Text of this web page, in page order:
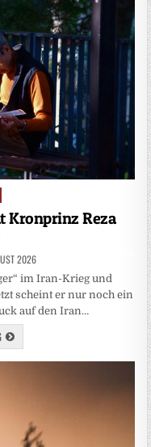
Kronprinz Reza
2026
im Iran-Krieg und
scheint er nur noch ein
auf den Iran…